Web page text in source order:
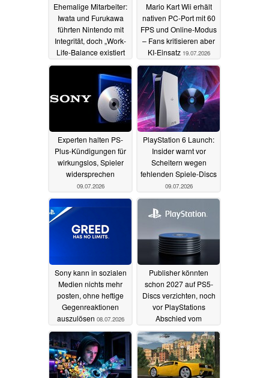
Ehemalige Mitarbeiter:
Iwata und Furukawa
führten Nintendo mit
Integrität, doch „Work-
Life-Balance existiert
nicht“29.07.2026
Mario Kart Wii erhält
nativen PC-Port mit 60
FPS und Online-Modus
– Fans kritisieren aber
KI-Einsatz 19.07.2026
Experten halten PS-
Plus-Kündigungen für
wirkungslos, Spieler
widersprechen
09.07.2026
PlayStation 6 Launch:
Insider warnt vor
Scheitern wegen
fehlenden Spiele-Discs
09.07.2026
Sony kann in sozialen
Medien nichts mehr
posten, ohne heftige
Gegenreaktionen
auszulösen 08.07.2026
Publisher könnten
schon 2027 auf PS5-
Discs verzichten, noch
vor PlayStations
Abschied vom
physischen Spielen
06.07.2026